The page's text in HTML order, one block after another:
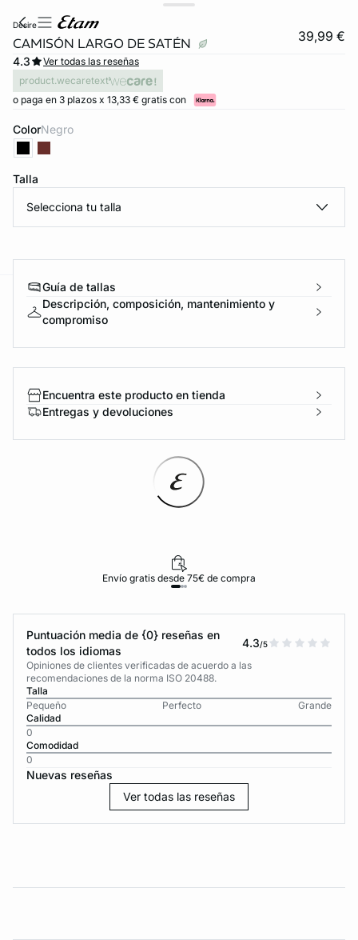
desire
CAMISÓN LARGO DE SATÉN 39,99 €
4.3
Ver todas las reseñas
product.wecaretext
o paga en 3 plazos x 13,33 € gratis con
Color negro
Talla
Selecciona tu talla
Guía de tallas
Descripción, composición, mantenimiento y
compromiso
Encuentra este producto en tienda
Entregas y devoluciones
Envío gratis desde 75€ de compra
Puntuación media de {0} reseñas en
todos los idiomas
4.3/5
Opiniones de clientes verificadas de acuerdo a las
recomendaciones de la norma ISO 20488.
Talla
Pequeño
Perfecto
Grande
Calidad
0
Comodidad
0
Nuevas reseñas
Ver todas las reseñas